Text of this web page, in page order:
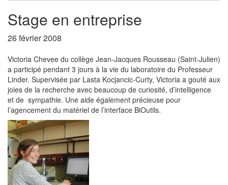
Stage en entreprise
26 février 2008
Victoria Chevee du collège Jean-Jacques Rousseau (Saint-Julien)
a participé pendant 3 jours à la vie du laboratoire du Professeur
Linder. Supervisée par Lasta Kocjancic-Curty, Victoria a gouté aux
joies de la recherche avec beaucoup de curiosité, d’intelligence
et de sympathie. Une aide également précieuse pour
l’agencement du matériel de l’interface BiOutils.